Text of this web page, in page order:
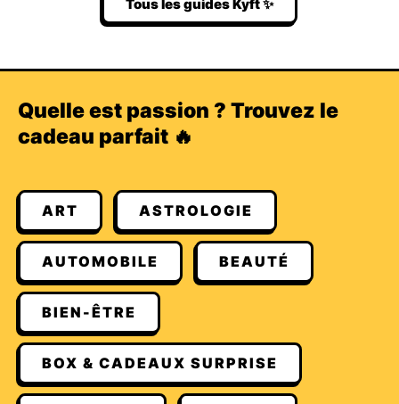
Tous les guides Kyft ✨
Quelle est passion ? Trouvez le
cadeau parfait 🔥
ART ASTROLOGIE
AUTOMOBILE BEAUTÉ
BIEN-ÊTRE
BOX & CADEAUX SURPRISE